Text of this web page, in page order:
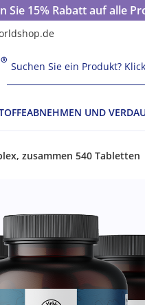
Sie 15% Rabatt auf alle
Suchen Sie ein Produkt?
ABNEHMEN UND
zusammen 540 Tabletten